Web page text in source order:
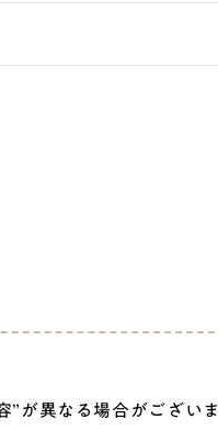
”が異なる場合がございま